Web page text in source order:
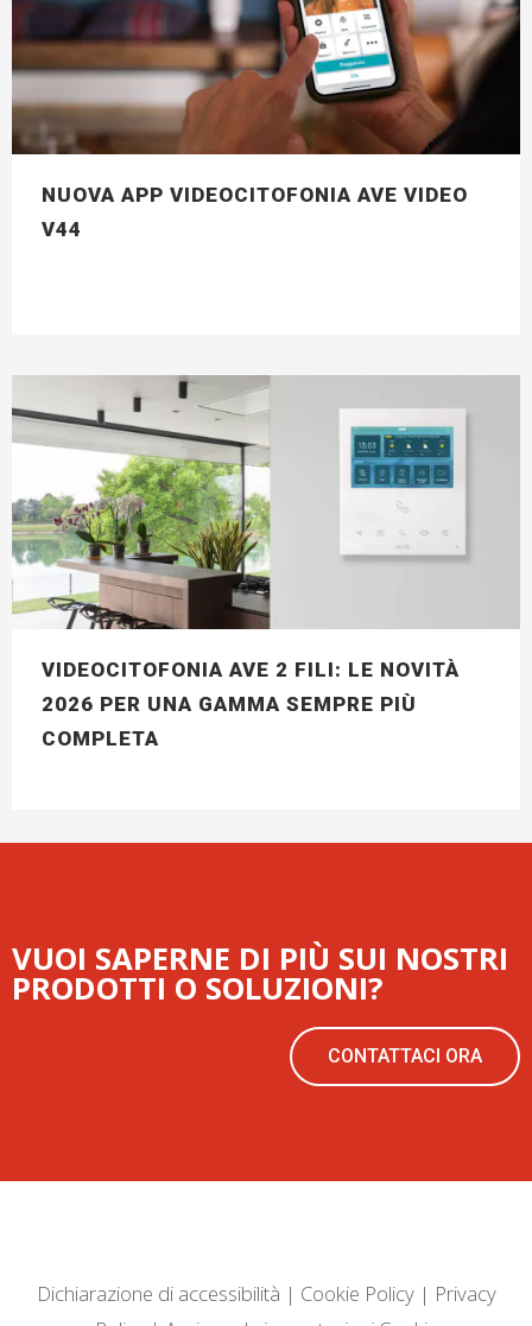
NUOVA APP VIDEOCITOFONIA AVE VIDEO
V44
VIDEOCITOFONIA AVE 2 FILI: LE NOVITÀ
2026 PER UNA GAMMA SEMPRE PIÙ
COMPLETA
VUOI SAPERNE DI PIÙ SUI NOSTRI
PRODOTTI O SOLUZIONI?
CONTATTACI ORA
Dichiarazione di accessibilità | Cookie Policy| Privacy